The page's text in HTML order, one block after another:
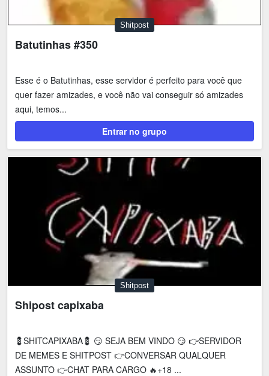
Shitpost
Batutinhas #350
Esse é o Batutinhas, esse servidor é perfeito para você que
quer fazer amizades, e você não vai conseguir só amizades
aqui, temos...
Entrar no grupo
Shitpost
Shipost capixaba
💈SHITCAPIXABA💈 😏 SEJA BEM VINDO 😏 👉SERVIDOR
DE MEMES E SHITPOST 👉CONVERSAR QUALQUER
ASSUNTO 👉CHAT PARA CARGO 🔥+18 ...